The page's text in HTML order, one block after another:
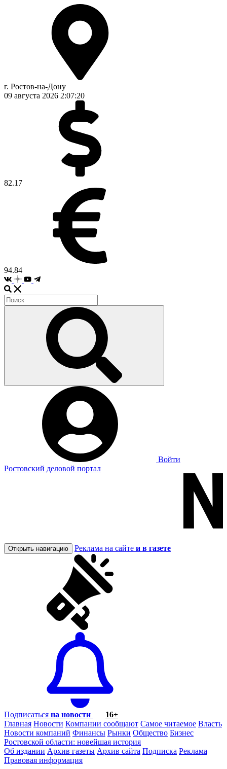
г. Ростов-на-Дону
09 августа 2026 2:07:21
82.17
94.84
Войти
Ростовский деловой портал
Открыть навигацию Реклама на сайте и в газете
Подписаться на новости
16+
Главная Новости Компании сообщают Самое читаемое Власть
Новости компаний Финансы Рынки Общество Бизнес
Ростовской области: новейшая история
Об издании Архив газеты Архив сайта Подписка Реклама
Правовая информация